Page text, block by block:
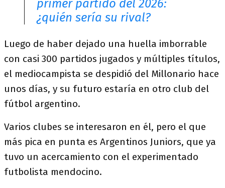
primer partido del 2026:
¿quién sería su rival?
Luego de haber dejado una huella imborrable
con casi 300 partidos jugados y múltiples títulos,
el mediocampista se despidió del Millonario hace
unos días, y su futuro estaría en otro club del
fútbol argentino.
Varios clubes se interesaron en él, pero el que
más pica en punta es Argentinos Juniors, que ya
tuvo un acercamiento con el experimentado
futbolista mendocino.